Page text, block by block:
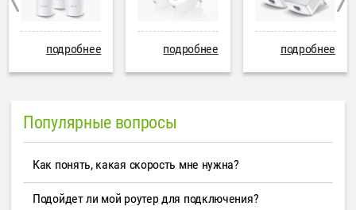
подробнее подробнее подробнее
Популярные вопросы
Как понять, какая скорость мне нужна?
Подойдет ли мой роутер для подключения?